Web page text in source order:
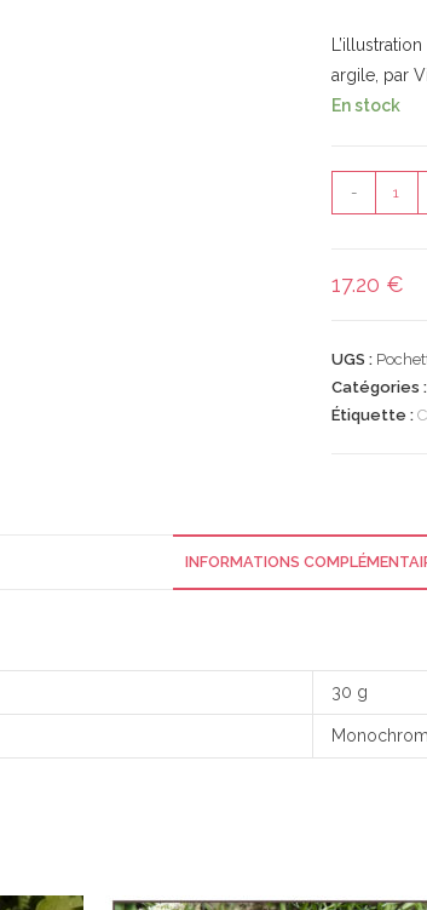
argile, par
En stock
-
17.20 €
UGS :
Catégories :
Étiquette :
INFORMATIONS
30 g